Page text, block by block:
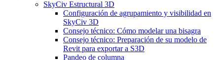
SkyCiv Estructural 3D
Configuración de agrupamiento y visibilidad en
SkyCiv 3D
Consejo técnico: Cómo modelar una bisagra
Consejo técnico: Preparación de su modelo de
Revit para exportar a S3D
Pandeo de columna